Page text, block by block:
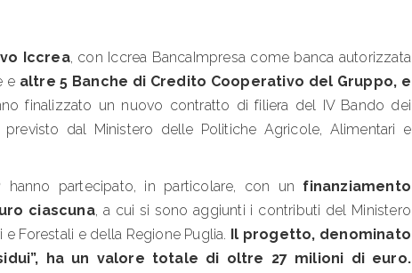
Iccrea, con Iccrea BancaImpresa come banca autorizzata
e altre 5 Banche di Credito Cooperativo del Gruppo, e
finalizzato un nuovo contratto di filiera del IV Bando dei
dal Ministero delle Politiche Agricole, Alimentari e
hanno partecipato, in particolare, con un finanziamento
ciascuna, a cui si sono aggiunti i contributi del Ministero
Forestali e della Regione Puglia. Il progetto, denominato
ha un valore totale di oltre 27 milioni di euro.